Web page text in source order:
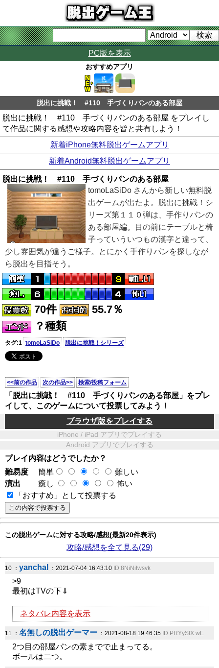
PC版を表示
おすすめアプリ
脱出に挑戦！ #110 手づくりパンのある部屋
脱出に挑戦！ #110 手づくりパンのある部屋 をプレイし
て作品に関する感想や攻略内容を皆と共有しよう！
新着iPhone無料脱出ゲームアプリ
新着Android無料脱出ゲームアプリ
脱出に挑戦！ #110 手づくりパンのある部屋
tomoLaSiDo さんから新しい無料脱
出ゲームが出たよ。脱出に挑戦！シ
リーズ第１１０弾は、手作りパンの
ある部屋編。目の前にテーブルと椅
子っていういつもの漢字と違って、
少し雰囲気が違うご様子。とにかく手作りパンを探しなが
ら脱出を目指そう。
70件
55.7％
？種類
タグ:1 tomoLaSiDo 脱出に挑戦！シリーズ
<<前の作品 次の作品>> 検索/投稿フォーム
「脱出に挑戦！ #110 手づくりパンのある部屋」をプレ
イして、このゲームについて投票してみよう！
ブラウザ版をプレイする
iPhone / iPad アプリでプレイする
Android アプリでプレイする
プレイ内容はどうでしたか？
難易度
簡単
難しい
演出
癒し
怖い
「おすすめ」として投票する
この脱出ゲームに対する攻略/感想(最新20件表示)
攻略/感想を全て見る(29)
10 ： yanchal ：2021-07-04 16:43:10 ID:8NiNitwsvk
>9
最初はTVの下⇓
ネタバレ内容を表示
11 ： 名無しの脱出ゲーマー ：2021-08-18 19:46:35 ID:PRYySlX.wE
2つ目の部屋パンの素までで止まってる。
ボールは二つ。